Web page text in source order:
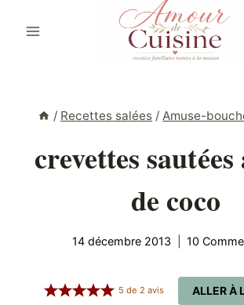
/ Recettes salées / Amuse-
crevettes
de coco
14 décembre 2013 10
ALLER À
5 de2 avis